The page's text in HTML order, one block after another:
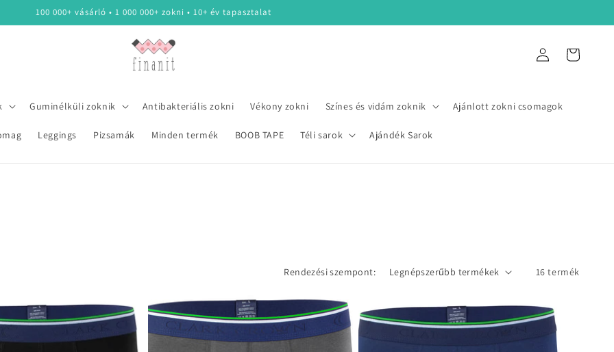
100 000+ vásárló • 1 000 000+ zokni • 10+ év tapasztalat
Guminélküli zoknik Antibakteriális zokni Vékony zokni Színes és vidám zoknik Ajánlott zokni csomagok
Leggings Pizsamák Minden termék BOOB TAPE Téli sarok Ajándék Sarok
BejelentkezésKosár
Rendezési szempont: 16 termék